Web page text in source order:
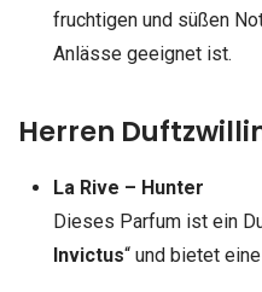
fruchtigen und süßen
Anlässe geeignet ist.
Herren
La Rive – Hunter
Dieses Parfum ist ein
Invictus“ und bietet